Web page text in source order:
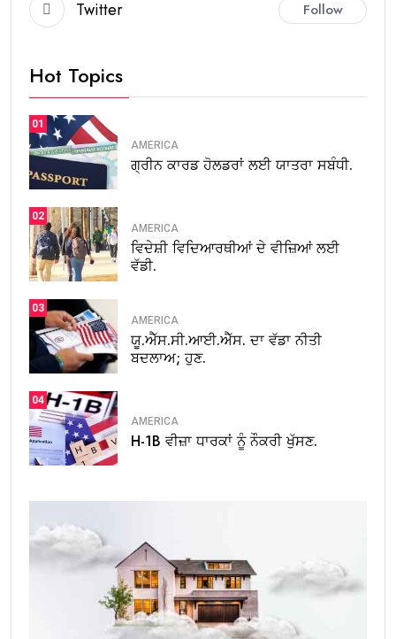
Twitter Follow
Hot Topics
01
AMERICA
ਗ੍ਰੀਨ ਕਾਰਡ ਹੋਲਡਰਾਂ ਲਈ ਯਾਤਰਾ ਸਬੰਧੀ.
02
AMERICA
ਵਿਦੇਸ਼ੀ ਵਿਦਿਆਰਥੀਆਂ ਦੇ ਵੀਜ਼ਿਆਂ ਲਈ
ਵੱਡੀ.
03
AMERICA
ਯੂ.ਐੱਸ.ਸੀ.ਆਈ.ਐੱਸ. ਦਾ ਵੱਡਾ ਨੀਤੀ
ਬਦਲਾਅ; ਹੁਣ.
04
AMERICA
H-1B ਵੀਜ਼ਾ ਧਾਰਕਾਂ ਨੂੰ ਨੌਕਰੀ ਖੁੱਸਣ.